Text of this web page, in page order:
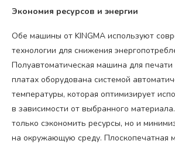
Экономия ресурсов и энергии
Обе машины от KINGMA используют
технологии для снижения
Полуавтоматическая машина для
платах оборудована системой
температуры, которая оптимизирует
в зависимости от выбранного
только сэкономить ресурсы, но и
на окружающую среду. Плоскопечатная